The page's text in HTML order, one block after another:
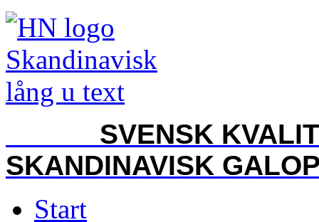
SVENSK
SKANDINAVISK
Start